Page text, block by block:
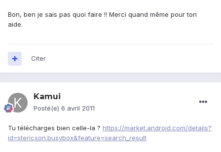
Bon, ben je sais pas quoi faire !! Merci quand même pour ton
aide.
Citer
Kamui
Posté(e) 6 avril 2011
Tu télécharges bien celle-la ? https://market.android.com/details?
id=stericson.busybox&feature=search_result